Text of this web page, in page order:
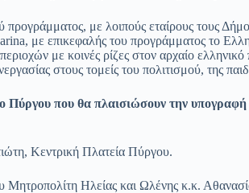
προγράμματος, με λοιπούς εταίρους τους
με επικεφαλής του προγράμματος το
με κοινές ρίζες στον αρχαίο
στους τομείς του πολιτισμού, της
που θα πλαισιώσουν την υπογραφή
Κεντρική Πλατεία Πύργου.
Ηλείας και Ωλένης κ.κ.